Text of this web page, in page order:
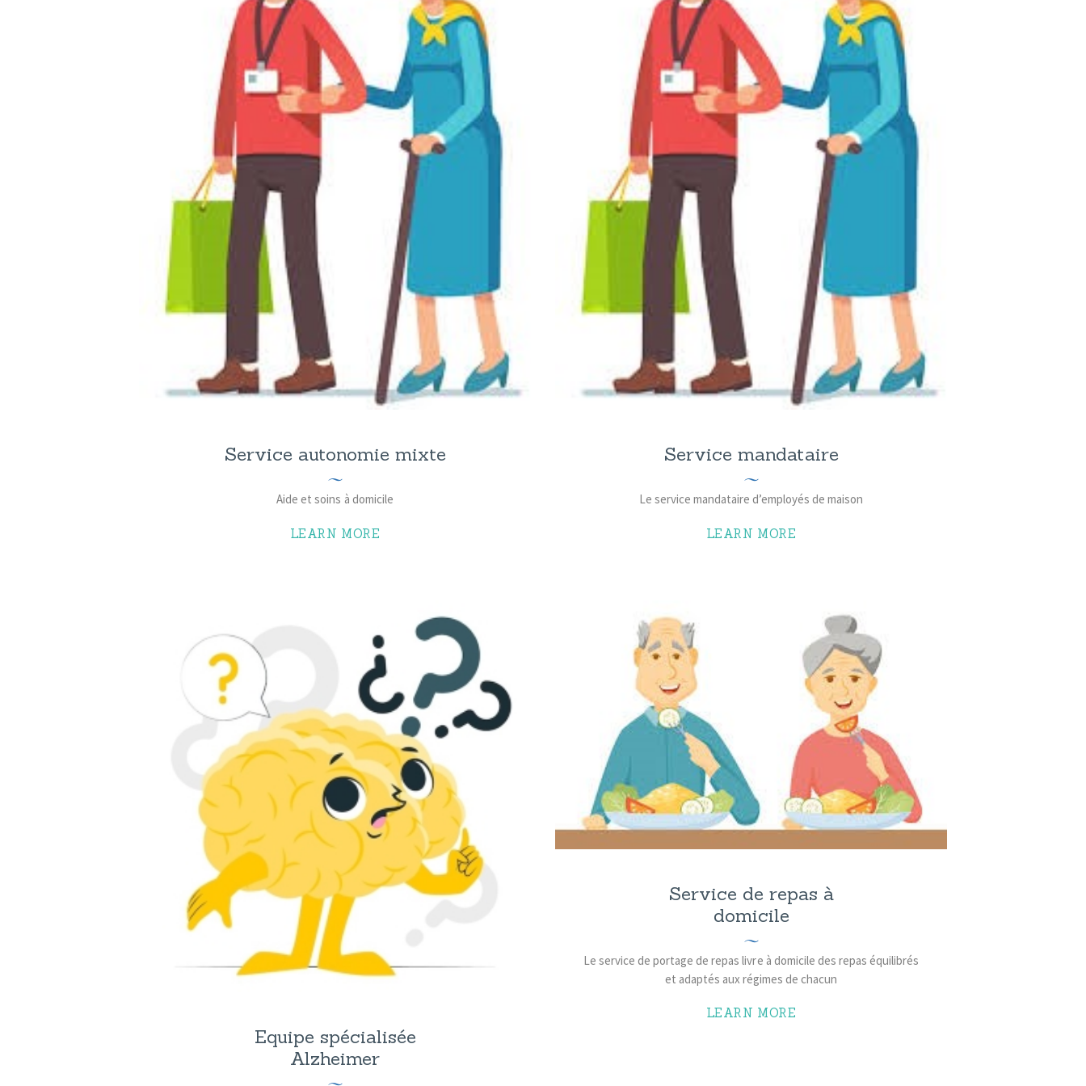
Service autonomie mixte
Aide et soins à domicile
LEARN MORE
Service mandataire
Le service mandataire d’employés de maison
LEARN MORE
Equipe spécialisée
Alzheimer
Service de repas à
domicile
Le service de portage de repas livre à domicile des repas équilibrés
et adaptés aux régimes de chacun
LEARN MORE